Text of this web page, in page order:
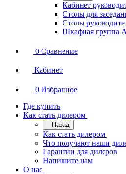
Кабинет
Столы для
Столы
Шкафная группа
0 Сравнение
Кабинет
0 Избранное
Где купить
Как стать дилером
Назад
Как стать дилером
Что получают наши
Гарантии для дилеров
Напишите нам
О нас